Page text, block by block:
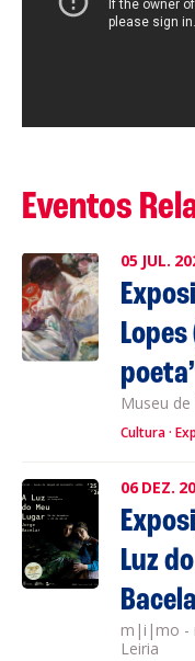
Eventos
05 JUL.
Museu de
Cultura
06 DEZ.
Luz
m|i|mo -
Leiria